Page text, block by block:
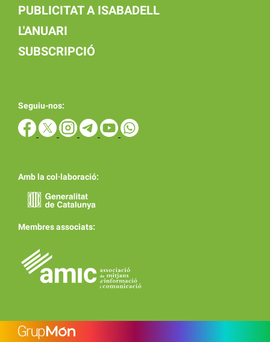
PUBLICITAT A ISABADELL
L'ANUARI
SUBSCRIPCIÓ
Seguiu-nos:
Amb la col·laboració:
Membres associats: